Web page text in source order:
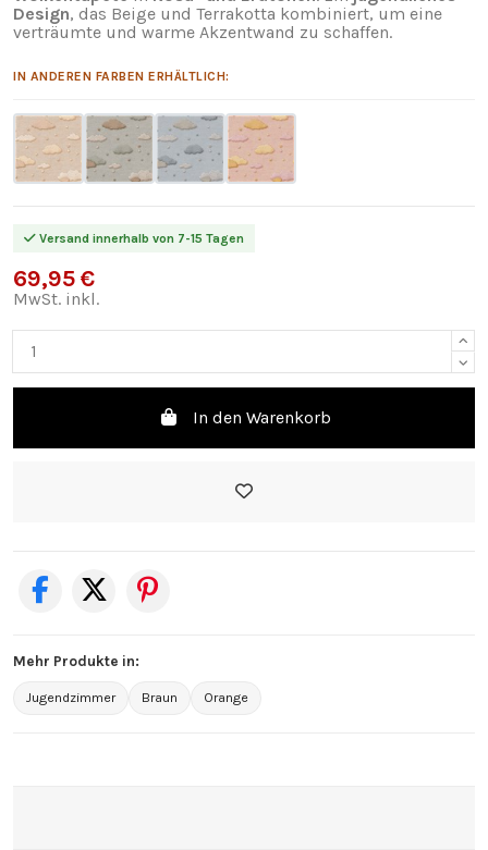
Design, das Beige und Terrakotta kombiniert, um eine
verträumte und warme Akzentwand zu schaffen.
IN ANDEREN FARBEN ERHÄLTLICH:
Versand innerhalb von 7-15 Tagen
69,95 €
MwSt. inkl.
In den Warenkorb
Mehr Produkte in:
Jugendzimmer Braun Orange